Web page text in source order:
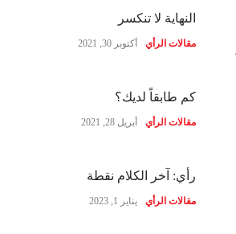
النهاية لا تنكسر
مقالات الرأي أكتوبر 30, 2021
كم طابقاً لديك؟
مقالات الرأي أبريل 28, 2021
رأي: آخر الكلام نقطة
مقالات الرأي يناير 1, 2023